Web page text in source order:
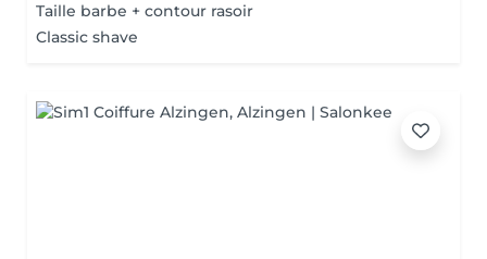
Taille barbe + contour rasoir
Classic shave